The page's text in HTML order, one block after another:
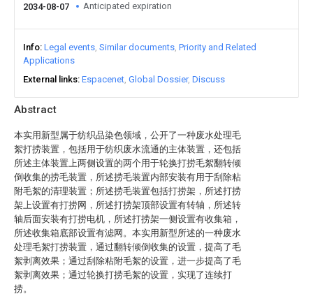
Abstract
本实用新型属于纺织品染色领域，公开了一种废水处理毛
絮打捞装置，包括用于纺织废水流通的主体装置，还包括
所述主体装置上两侧设置的两个用于轮换打捞毛絮翻转倾
倒收集的捞毛装置，所述捞毛装置内部安装有用于刮除粘
附毛絮的清理装置；所述捞毛装置包括打捞架，所述打捞
架上设置有打捞网，所述打捞架顶部设置有转轴，所述转
轴后面安装有打捞电机，所述打捞架一侧设置有收集箱，
所述收集箱底部设置有滤网。本实用新型所述的一种废水
处理毛絮打捞装置，通过翻转倾倒收集的设置，提高了毛
絮剥离效果；通过刮除粘附毛絮的设置，进一步提高了毛
絮剥离效果；通过轮换打捞毛絮的设置，实现了连续打
捞。
2034-08-07 Anticipated expiration
Info Legal events Similar documents Priority and Related
Applications
External links Espacenet Global Dossier Discuss